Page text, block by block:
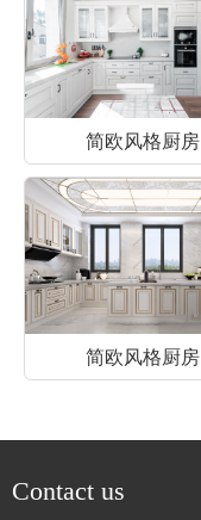
简欧风格厨房
简欧风格厨房
Contact us